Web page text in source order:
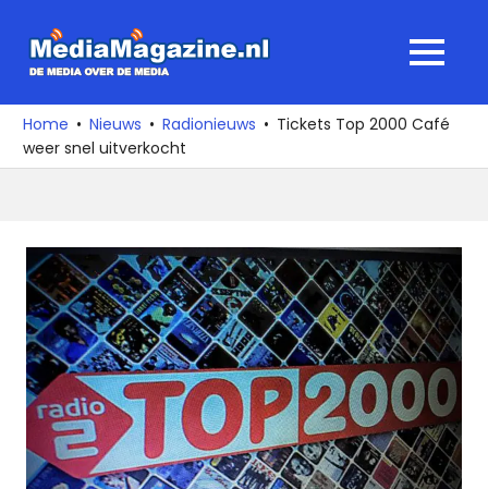
naar
media
over
de
MENU
Home Nieuws Radionieuws
Tickets Top 2000 Café
weer snel uitverkocht